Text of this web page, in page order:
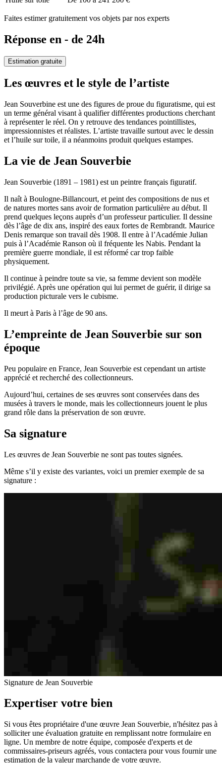
Faites estimer gratuitement vos objets par nos experts
Réponse en - de 24h
Estimation gratuite
Les œuvres et le style de l’artiste
Jean Souverbine est une des figures de proue du figuratisme, qui est
un terme général visant à qualifier différentes productions cherchant
à représenter le réel. On y retrouve des tendances pointillistes,
impressionnistes et réalistes. L’artiste travaille surtout avec le dessin
et l’huile sur toile, il a néanmoins produit quelques estampes.
La vie de Jean Souverbie
Jean Souverbie (1891 – 1981) est un peintre français figuratif.
Il naît à Boulogne-Billancourt, et peint des compositions de nus et
de natures mortes sans avoir de formation particulière au début. Il
prend quelques leçons auprès d’un professeur particulier. Il dessine
dès l’âge de dix ans, inspiré des eaux fortes de Rembrandt. Maurice
Denis remarque son travail dès 1908. Il entre à l’Académie Julian
puis à l’Académie Ranson où il fréquente les Nabis. Pendant la
première guerre mondiale, il est réformé car trop faible
physiquement.
Il continue à peindre toute sa vie, sa femme devient son modèle
privilégié. Après une opération qui lui permet de guérir, il dirige sa
production picturale vers le cubisme.
Il meurt à Paris à l’âge de 90 ans.
L’empreinte de Jean Souverbie sur son
époque
Peu populaire en France, Jean Souverbie est cependant un artiste
apprécié et recherché des collectionneurs.
Aujourd’hui, certaines de ses œuvres sont conservées dans des
musées à travers le monde, mais les collectionneurs jouent le plus
grand rôle dans la préservation de son œuvre.
Sa signature
Les œuvres de Jean Souverbie ne sont pas toutes signées.
Même s’il y existe des variantes, voici un premier exemple de sa
signature :
Signature de Jean Souverbie
Expertiser votre bien
Si vous êtes propriétaire d'une œuvre Jean Souverbie, n'hésitez pas à
solliciter une évaluation gratuite en remplissant notre formulaire en
ligne. Un membre de notre équipe, composée d'experts et de
commissaires-priseurs agréés, vous contactera pour vous fournir une
estimation de la valeur marchande de votre œuvre.